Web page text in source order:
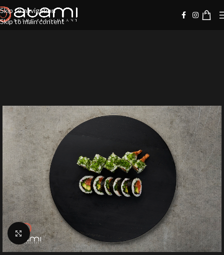
Skip to navigation
Skip to main content
Klik for at forstørre